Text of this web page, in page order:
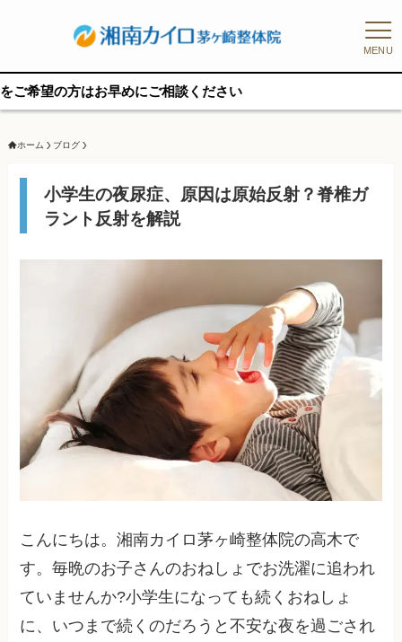
MENU
お早めにご相談ください
ホーム ブログ
小学生の夜尿症、原因は原始反射？脊椎ガ
ラント反射を解説
こんにちは。湘南カイロ茅ヶ崎整体院の高木で
す。毎晩のお子さんのおねしょでお洗濯に追われ
ていませんか?小学生になっても続くおねしょ
に、いつまで続くのだろうと不安な夜を過ごされ